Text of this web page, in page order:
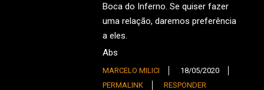
Boca do Inferno. Se quiser fazer
uma relação, daremos preferência
a eles.
Abs
MARCELO MILICI
18/05/2020
PERMALINK
RESPONDER